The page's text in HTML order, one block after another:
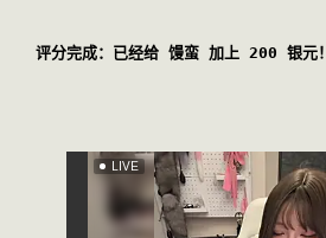
评分完成：已经给 馒蛮 加上 200 银元！